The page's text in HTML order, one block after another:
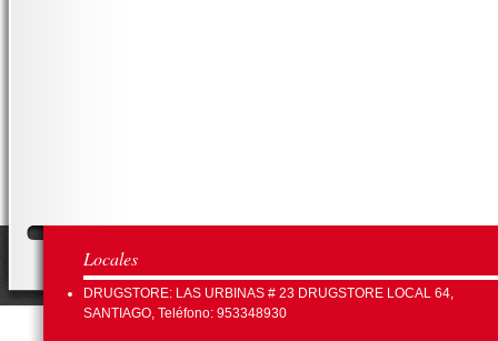
Locales
DRUGSTORE: LAS URBINAS # 23 DRUGSTORE LOCAL 64,
SANTIAGO, Teléfono: 953348930